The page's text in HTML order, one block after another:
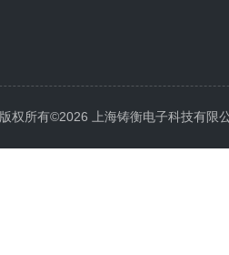
版权所有©2026 上海铸衡电子科技有